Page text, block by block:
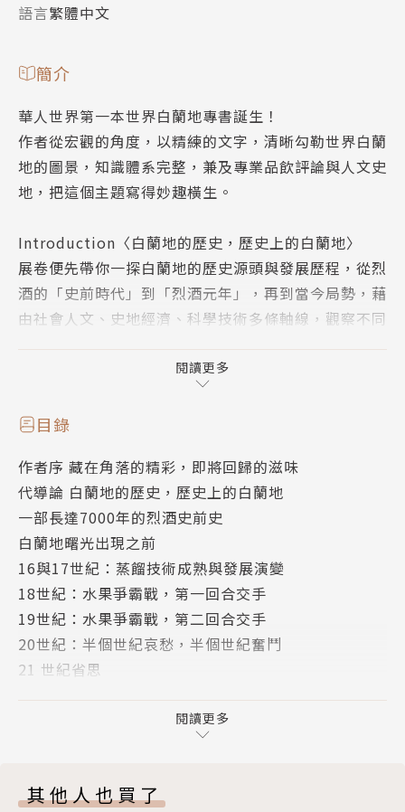
語言繁體中文
簡介
華人世界第一本世界白蘭地專書誕生！
作者從宏觀的角度，以精練的文字，清晰勾勒世界白蘭
地的圖景，知識體系完整，兼及專業品飲評論與人文史
地，把這個主題寫得妙趣橫生。
Introduction〈白蘭地的歷史，歷史上的白蘭地〉
展卷便先帶你一探白蘭地的歷史源頭與發展歷程，從烈
酒的「史前時代」到「烈酒元年」，再到當今局勢，藉
由社會人文、史地經濟、科學技術多條軸線，觀察不同
Part1〈何為白蘭地？為何白蘭地？〉
裡的位置、意義與價值。並非所有以水果為原料製成的
烈酒，都是白蘭地。你將驚嘆，不同類型與名稱，再加
上不同國家、地區的不同版本，白蘭地的多樣面貌超乎
想像。
Part2〈白蘭地原料．白蘭地製程〉
講述原料與製程等外在條件，如何影響白蘭地的類型劃
分，並剖析不同類型白蘭地的特性，幫助建立完整而清
晰的概念。我們將一起走進果園、蒸餾廠、酒庫，一窺
王鵬帶你探訪世界白蘭地的故鄉，參透白蘭地世界的奧
閱讀更多
目錄
作者序 藏在角落的精彩，即將回歸的滋味
代導論 白蘭地的歷史，歷史上的白蘭地
一部長達7000年的烈酒史前史
白蘭地曙光出現之前
16與17世紀：蒸餾技術成熟與發展演變
18世紀：水果爭霸戰，第一回合交手
19世紀：水果爭霸戰，第二回合交手
20世紀：半個世紀哀愁，半個世紀奮鬥
21 世紀省思
CHAPTER 1 重新認識白蘭地
1-1 白蘭地、葡萄酒與威士忌
白蘭地比威士忌多些大地聲息
閱讀更多
其他人也買了